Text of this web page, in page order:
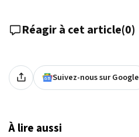
Réagir à cet article(0)
Suivez-nous sur Google
À lire aussi